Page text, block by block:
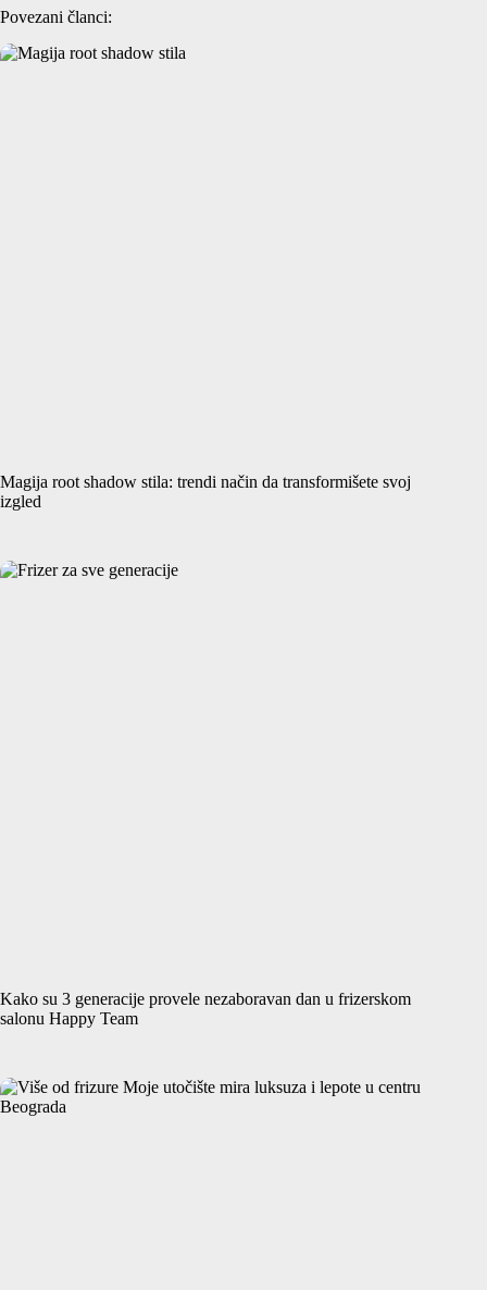
Povezani članci:
Magija root shadow stila: trendi način da transformišete svoj
izgled
Kako su 3 generacije provele nezaboravan dan u frizerskom
salonu Happy Team